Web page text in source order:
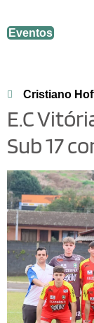
Eventos
Cristiano
E.C
Sub 17